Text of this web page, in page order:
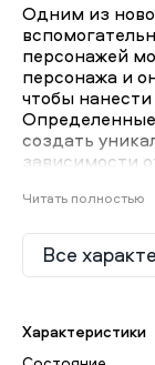
Одним из
персонажей
персонажа и
чтобы
создать
зависимости
выбранных
Появилось
техник, в том
игроки могут
Все
Читать полностью
Характеристики